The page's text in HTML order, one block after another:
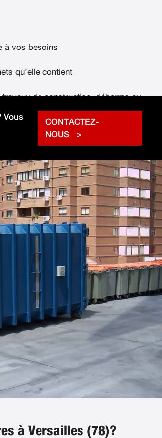
à vos besoins
qu’elle contient
de construction, débarras ou
Vous
CONTACTEZ-
NOUS
à Versailles (78)?